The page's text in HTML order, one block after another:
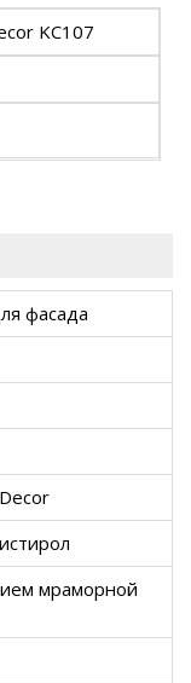
KC107
фасада
мраморной